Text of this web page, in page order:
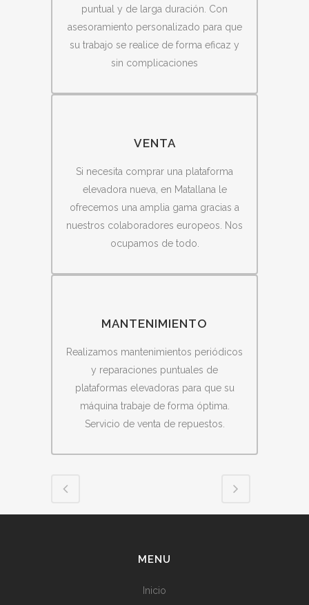
puntual y de larga duración. Con
asesoramiento personalizado para que
su trabajo se realice de forma eficaz y
sin complicaciones
VENTA
Si necesita comprar una plataforma
elevadora nueva, en Matallana le
ofrecemos una amplia gama gracias a
nuestros colaboradores europeos. Nos
ocupamos de todo.
MANTENIMIENTO
Realizamos mantenimientos periódicos
y reparaciones puntuales de
plataformas elevadoras para que su
máquina trabaje de forma óptima.
Servicio de venta de repuestos.
MENU
Inicio